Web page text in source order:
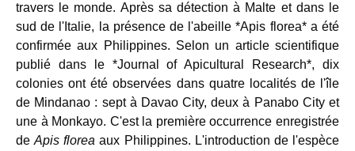
travers le monde. Après sa détection à Malte et dans le
sud de l'Italie, la présence de l'abeille *Apis florea* a été
confirmée aux Philippines. Selon un article scientifique
publié dans le *Journal of Apicultural Research*, dix
colonies ont été observées dans quatre localités de l'île
de Mindanao : sept à Davao City, deux à Panabo City et
une à Monkayo. C'est la première occurrence enregistrée
deApis florea aux Philippines. L'introduction de l'espèce